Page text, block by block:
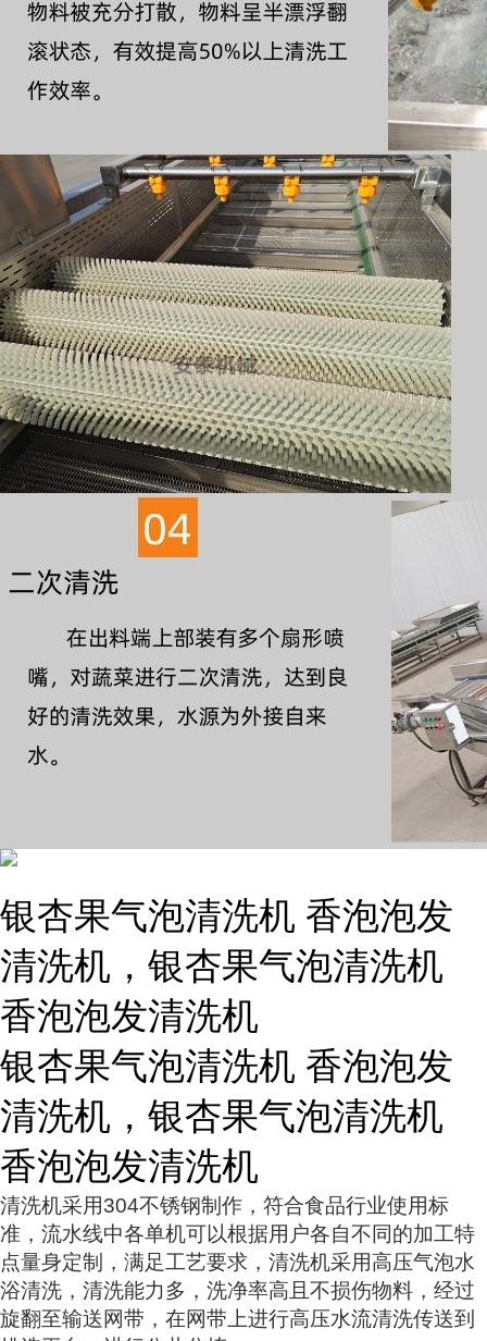
银杏果气泡清洗机 香泡泡发
清洗机，银杏果气泡清洗机
香泡泡发清洗机
银杏果气泡清洗机 香泡泡发
清洗机，银杏果气泡清洗机
香泡泡发清洗机
清洗机采用304不锈钢制作，符合食品行业使用标
准，流水线中各单机可以根据用户各自不同的加工特
点量身定制，满足工艺要求，清洗机采用高压气泡水
浴清洗，清洗能力多，洗净率高且不损伤物料，经过
旋翻至输送网带，在网带上进行高压水流清洗传送到